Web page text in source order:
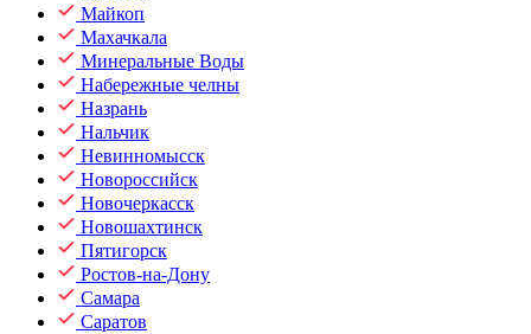
Майкоп
Махачкала
Минеральные Воды
Набережные челны
Назрань
Нальчик
Невинномысск
Новороссийск
Новочеркасск
Новошахтинск
Пятигорск
Ростов-на-Дону
Самара
Саратов